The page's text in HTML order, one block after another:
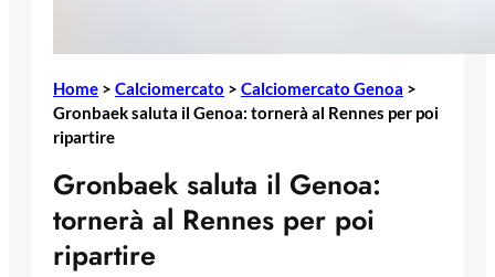
Home > Calciomercato > Calciomercato Genoa >
Gronbaek saluta il Genoa: tornerà al Rennes per poi
ripartire
Gronbaek saluta il Genoa:
tornerà al Rennes per poi
ripartire